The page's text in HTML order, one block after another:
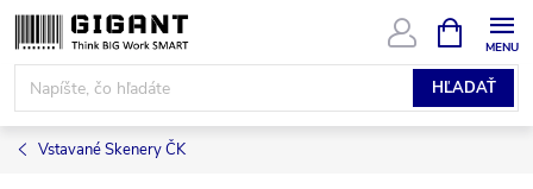
Prejsť
na
obsah
HĽADAŤ
KOŠÍK
Vstavané Skenery ČK